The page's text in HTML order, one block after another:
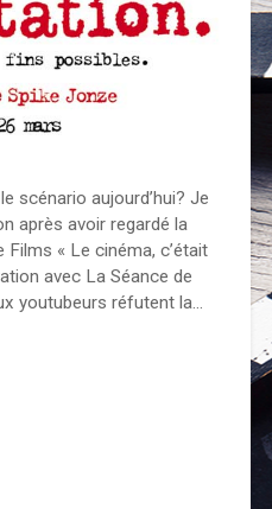
scénario aujourd’hui? Je
après avoir regardé la
« Le cinéma, c’était
avec La Séance de
youtubeurs réfutent la…